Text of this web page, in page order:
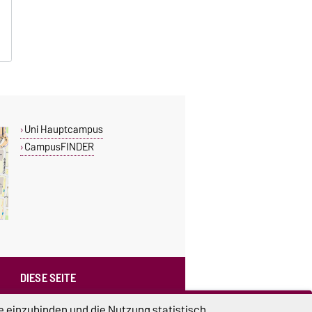
Uni Hauptcampus
CampusFINDER
DIESE SEITE
Vorlesen